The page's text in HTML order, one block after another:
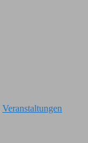
Veranstaltungen